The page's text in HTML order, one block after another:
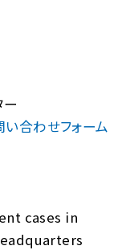
ー
い合わせフォーム
cases in